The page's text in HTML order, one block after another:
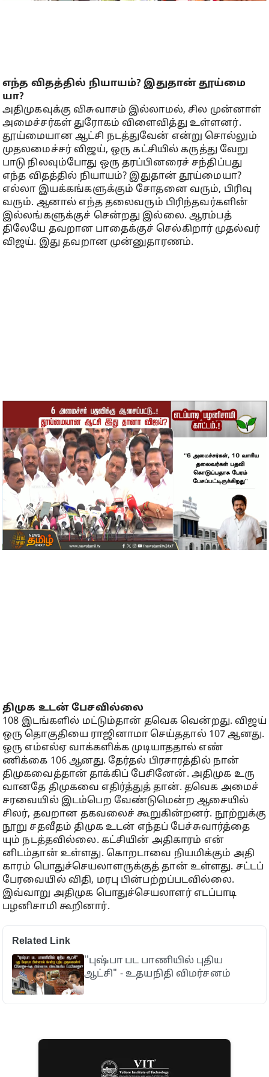
எந்த விதத்​தில் நியா​யம்? இது​தான் தூய்​மை​
யா?
அதி​முக​வுக்கு விசு​வாசம் இல்​லாமல், சில முன்னாள்
அமைச்சர்கள் துரோகம் விளைவித்து உள்ளனர்.
தூய்​மை​யான ஆட்சி நடத்​து​வேன் என்று சொல்​லும்
முதலமைச்சர் விஜய், ஒரு கட்​சி​யில் கருத்து வேறு​
பாடு நில​வும்​போது ஒரு தரப்​பினரைச் சந்​திப்​பது
எந்த விதத்​தில் நியா​யம்? இது​தான் தூய்​மை​யா?
எல்லா இயக்​கங்​களுக்​கும் சோதனை வரும், பிரிவு
வரும். ஆனால் எந்த தலை​வரும் பிரிந்​தவர்​களின்
இல்​லங்​களுக்​குச் சென்​றது இல்​லை. ஆரம்​பத்​
திலேயே தவறான பாதைக்​குச் செல்​கிறார் முதல்வர்
விஜய். இது தவறான முன்​னு​தா​ரணம்.
திமுக உடன் பேசவில்லை
108 இடங்​களில் மட்​டும்​தான் தவெக வென்​றது. விஜய்
ஒரு தொகு​தியை ராஜி​னாமா செய்​த​தால் 107 ஆனது.
ஒரு எம்​எல்ஏ வாக்​களிக்க முடி​யாத​தால் எண்​
ணிக்கை 106 ஆனது. தேர்​தல் பிர​சா​ரத்​தில் நான்
திமுக​வைத்​தான் தாக்​கிப் பேசினேன். அதி​முக உரு​
வானதே திமுகவை எதிர்த்​துத் ​தான். தவெக அமைச்​
சர​வை​யில் இடம்​பெற வேண்​டுமென்ற ஆசை​யில்
சிலர், தவறான தகவலைச் கூறுகின்​றனர். நூற்​றுக்கு
நூறு சதவீதம் திமுக உடன் எந்​தப் பேச்​சு​வார்த்​தை​
யும் நடத்​த​வில்​லை. கட்​சி​யின் அதி​காரம் என்​
னிடம்தான் உள்​ளது. கொற​டாவை நியமிக்​கும் அதி​
காரம் பொதுச்​செய​லா​ள​ருக்​குத் ​தான் உள்​ளது. சட்​டப்
பேர​வை​யில்​ வி​தி, மரபு பின்​பற்​றப்​பட​வில்​லை.
இவ்​வாறு அதிமுக பொதுச்செயலாளர் எடப்பாடி
பழனிசாமி கூறினார்.
Related Link
''புஷ்பா பட பாணியில் புதிய
ஆட்சி" - உதயநிதி விமர்சனம்